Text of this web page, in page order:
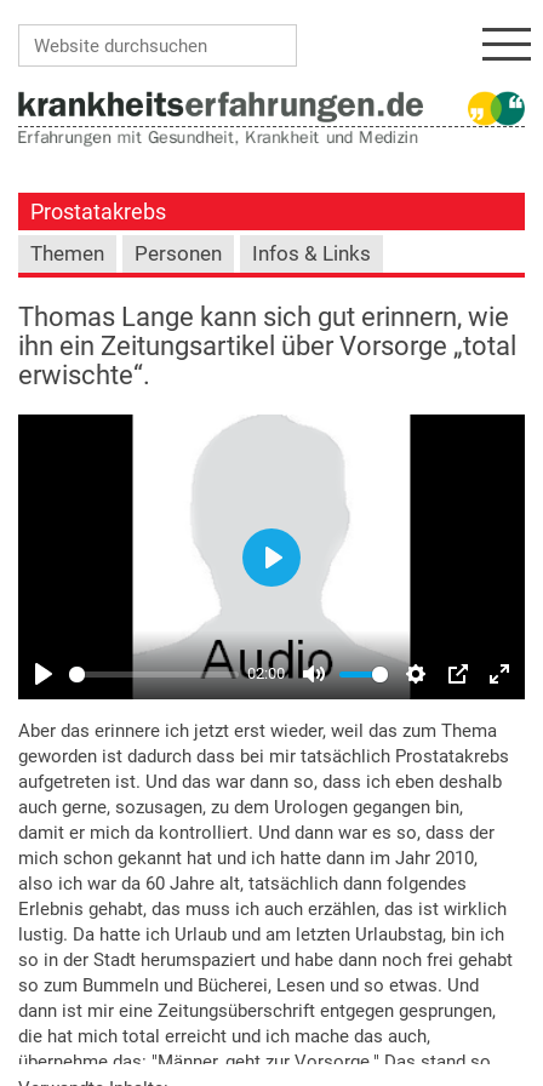
Prostatakrebs
Themen Personen Infos & Links
Thomas Lange kann sich gut erinnern, wie
ihn ein Zeitungsartikel über Vorsorge „total
erwischte“.
Aber das erinnere ich jetzt erst wieder, weil das zum Thema
geworden ist dadurch dass bei mir tatsächlich Prostatakrebs
aufgetreten ist. Und das war dann so, dass ich eben deshalb
auch gerne, sozusagen, zu dem Urologen gegangen bin,
damit er mich da kontrolliert. Und dann war es so, dass der
mich schon gekannt hat und ich hatte dann im Jahr 2010,
also ich war da 60 Jahre alt, tatsächlich dann folgendes
Erlebnis gehabt, das muss ich auch erzählen, das ist wirklich
lustig. Da hatte ich Urlaub und am letzten Urlaubstag, bin ich
so in der Stadt herumspaziert und habe dann noch frei gehabt
so zum Bummeln und Bücherei, Lesen und so etwas. Und
dann ist mir eine Zeitungsüberschrift entgegen gesprungen,
die hat mich total erreicht und ich mache das auch,
übernehme das: "Männer, geht zur Vorsorge." Das stand so